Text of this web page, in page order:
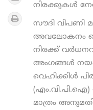
നിരക്കുകൾ
സൗദി വിപണി
നിരക്ക്
അംഗങ്ങള്‍ നയം
വെഹിക്കിള്‍
(എം.വി.പി.ഐ)
മാത്രം